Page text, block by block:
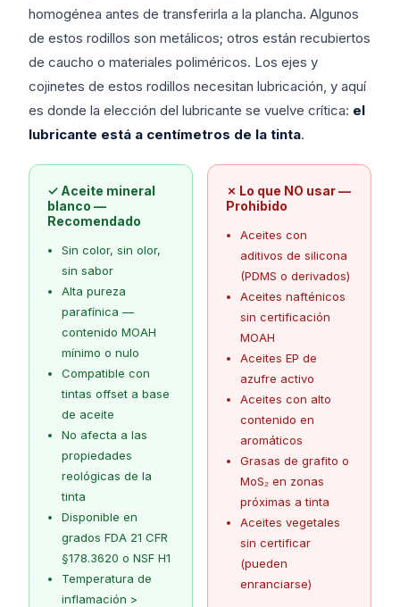
homogénea antes de transferirla a la plancha. Algunos
de estos rodillos son metálicos; otros están recubiertos
de caucho o materiales poliméricos. Los ejes y
cojinetes de estos rodillos necesitan lubricación, y aquí
es donde la elección del lubricante se vuelve crítica: el
lubricante está a centímetros de la tinta.
✓ Aceite mineral
blanco —
Recomendado
Sin color, sin olor,
sin sabor
Alta pureza
parafínica —
contenido MOAH
mínimo o nulo
Compatible con
tintas offset a base
de aceite
No afecta a las
propiedades
reológicas de la
tinta
Disponible en
grados FDA 21 CFR
§178.3620 o NSF H1
Temperatura de
inflamación >
✗ Lo que NO usar —
Prohibido
Aceites con
aditivos de silicona
(PDMS o derivados)
Aceites nafténicos
sin certificación
MOAH
Aceites EP de
azufre activo
Aceites con alto
contenido en
aromáticos
Grasas de grafito o
MoS₂ en zonas
próximas a tinta
Aceites vegetales
sin certificar
(pueden
enranciarse)